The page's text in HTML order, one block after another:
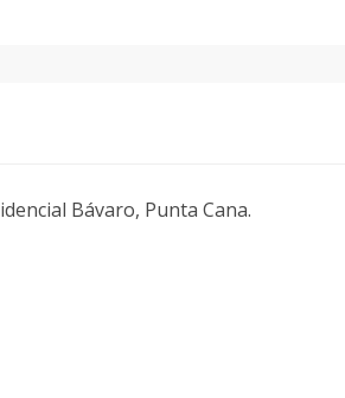
Bávaro, Punta Cana.